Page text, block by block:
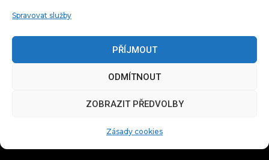
Spravovat služby
PŘÍJMOUT
ODMÍTNOUT
ZOBRAZIT PŘEDVOLBY
Zásady cookies